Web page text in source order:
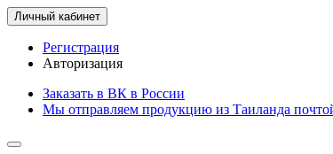
Личный кабинет
Регистрация
Авторизация
Заказать в ВК в России
Мы отправляем продукцию из Таиланда